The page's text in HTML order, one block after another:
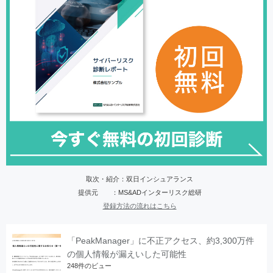
取次・紹介：双日インシュアランス
提供元 ：MS&ADインターリスク総研
登録方法の流れはこちら
「PeakManager」に不正アクセス、約3,300万件
の個人情報が漏えいした可能性
248件のビュー